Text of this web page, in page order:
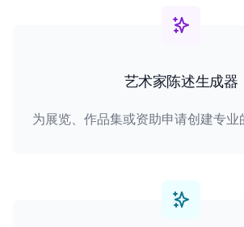
艺术家陈述生成器
为展览、作品集或资助申请创建专业